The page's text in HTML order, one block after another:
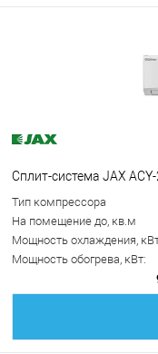
Сплит-система JAX
Тип компрессора
На помещение до, кв.м
Мощность охлаждения,
Мощность обогрева, кВт: